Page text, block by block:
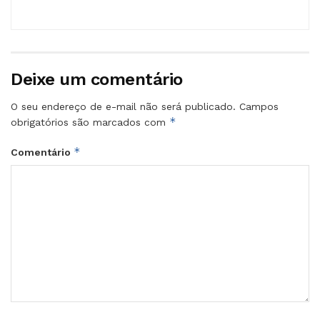
Deixe um comentário
O seu endereço de e-mail não será publicado. Campos
obrigatórios são marcados com *
Comentário *